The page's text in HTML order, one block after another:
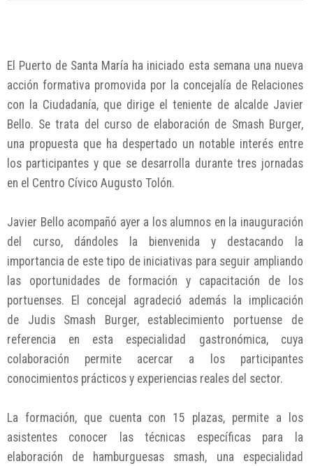
El Puerto de Santa María ha iniciado esta semana una nueva
acción formativa promovida por la concejalía de Relaciones
con la Ciudadanía, que dirige el teniente de alcalde Javier
Bello. Se trata del curso de elaboración de Smash Burger,
una propuesta que ha despertado un notable interés entre
los participantes y que se desarrolla durante tres jornadas
en el Centro Cívico Augusto Tolón.
Javier Bello acompañó ayer a los alumnos en la inauguración
del curso, dándoles la bienvenida y destacando la
importancia de este tipo de iniciativas para seguir ampliando
las oportunidades de formación y capacitación de los
portuenses. El concejal agradeció además la implicación
de Judis Smash Burger, establecimiento portuense de
referencia en esta especialidad gastronómica, cuya
colaboración permite acercar a los participantes
conocimientos prácticos y experiencias reales del sector.
La formación, que cuenta con 15 plazas, permite a los
asistentes conocer las técnicas específicas para la
elaboración de hamburguesas smash, una especialidad